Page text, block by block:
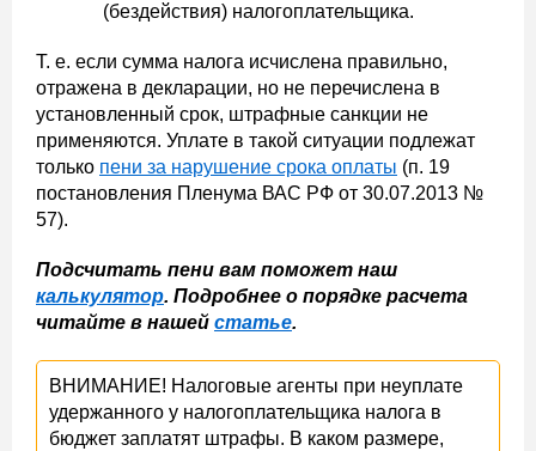
(бездействия) налогоплательщика.
Т. е. если сумма налога исчислена правильно,
отражена в декларации, но не перечислена в
установленный срок, штрафные санкции не
применяются. Уплате в такой ситуации подлежат
только пени за нарушение срока оплаты (п. 19
постановления Пленума ВАС РФ от 30.07.2013 №
57).
Подсчитать пени вам поможет наш
калькулятор. Подробнее о порядке расчета
читайте в нашей статье.
ВНИМАНИЕ! Налоговые агенты при неуплате
удержанного у налогоплательщика налога в
бюджет заплатят штрафы. В каком размере,